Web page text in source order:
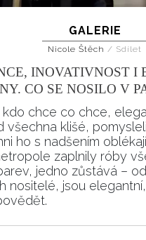
GALERIE
Nicole Štěch / Sdílet
INOVATIVNOST I
CO SE NOSILO V
kdo chce co chce,
všechna klišé,
ho s nadšením
zaplnily róby
jedno zůstává –
nositelé, jsou